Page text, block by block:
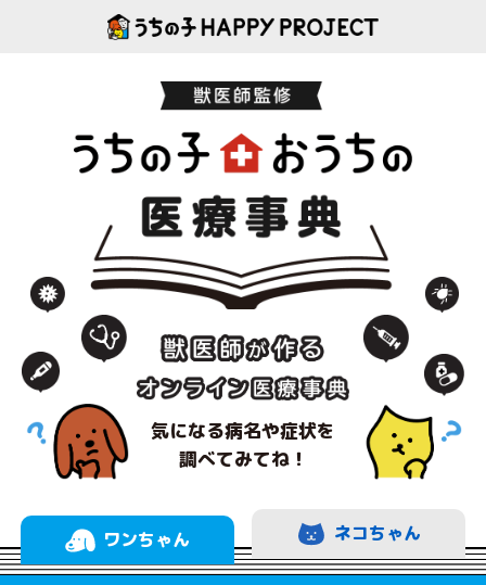
気になる病名や症状を
調べてみてね！
ワンちゃん ネコちゃん